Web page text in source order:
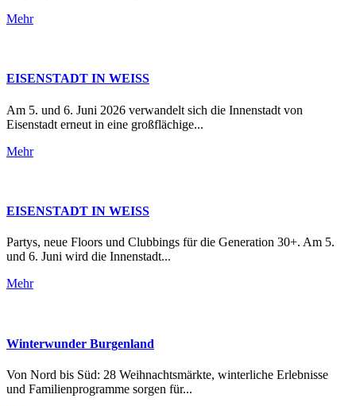
Mehr
EISENSTADT IN WEISS
Am 5. und 6. Juni 2026 verwandelt sich die Innenstadt von
Eisenstadt erneut in eine großflächige...
Mehr
EISENSTADT IN WEISS
Partys, neue Floors und Clubbings für die Generation 30+. Am 5.
und 6. Juni wird die Innenstadt...
Mehr
Winterwunder Burgenland
Von Nord bis Süd: 28 Weihnachtsmärkte, winterliche Erlebnisse
und Familienprogramme sorgen für...